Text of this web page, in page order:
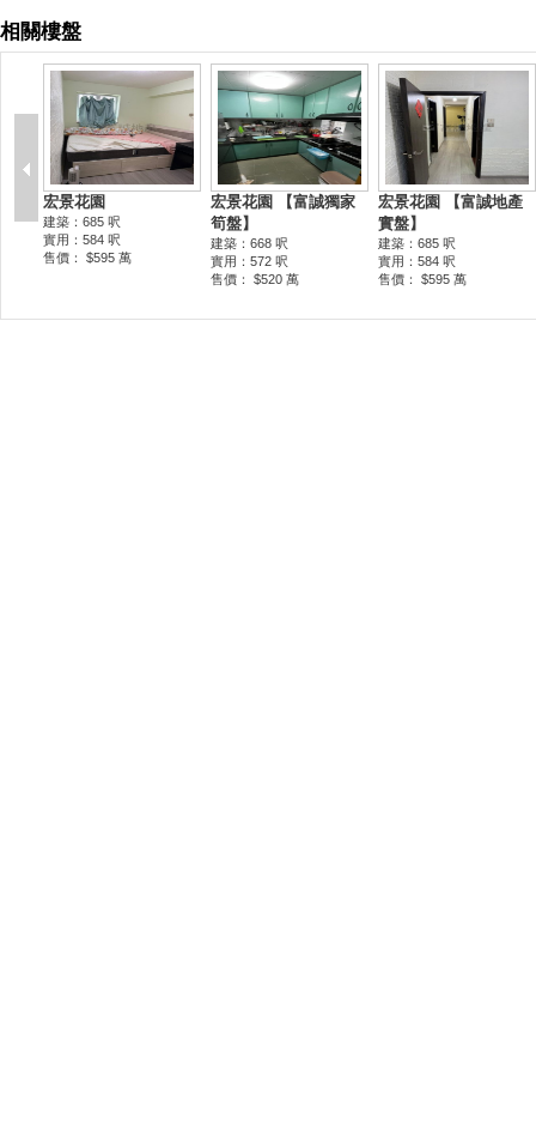
相關樓盤
宏景花園
建築：685 呎
實用：584 呎
售價： $595 萬
宏景花園 【富誠獨家
筍盤】
建築：668 呎
實用：572 呎
售價： $520 萬
宏景花園 【富誠地產
實盤】
建築：685 呎
實用：584 呎
售價： $595 萬